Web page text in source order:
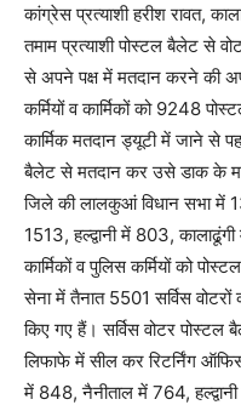
कांग्रेस प्रत्याशी हरीश रावत,
तमाम प्रत्याशी पोस्टल बैलेट से
से अपने पक्ष में मतदान करने की
कर्मियों व कार्मिकों को 9248
कार्मिक मतदान ड्यूटी में जाने से
बैलेट से मतदान कर उसे डाक के
जिले की लालकुआं विधान सभा में
1513, हल्द्वानी में 803,
कार्मिकों व पुलिस कर्मियों को
सेना में तैनात 5501 सर्विस
किए गए हैं। सर्विस वोटर
लिफाफे में सील कर रिटर्निंग
में 848, नैनीताल में 764,